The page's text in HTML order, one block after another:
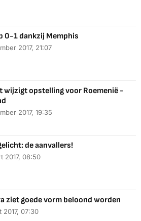
0-1 dankzij Memphis
2017, 21:07
wijzigt opstelling voor Roemenië -
2017, 19:35
de aanvallers!
2017, 08:50
ziet goede vorm beloond worden
2017, 07:30